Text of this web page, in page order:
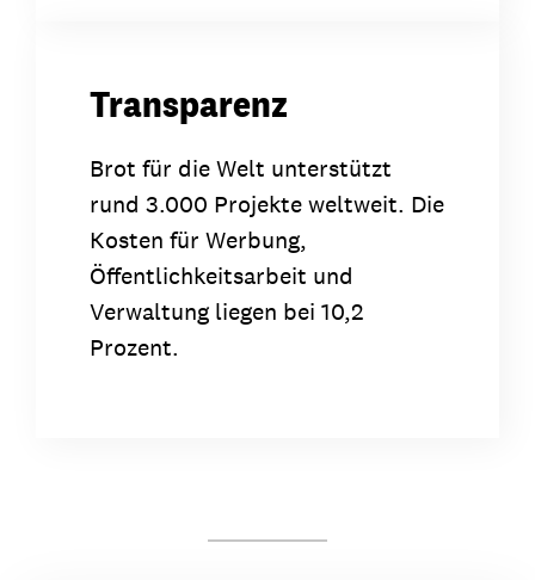
Transparenz
Brot für die Welt unterstützt
rund 3.000 Projekte weltweit. Die
Kosten für Werbung,
Öffentlichkeitsarbeit und
Verwaltung liegen bei 10,2
Prozent.